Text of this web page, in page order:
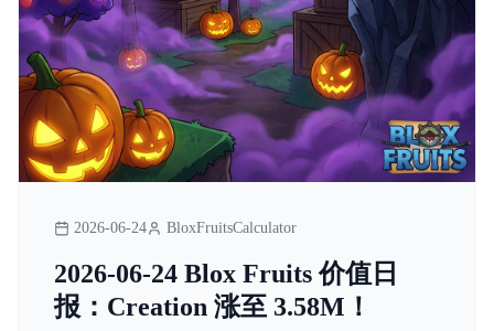
2026-06-24 BloxFruitsCalculator
2026-06-24 Blox Fruits 价值日
报：Creation 涨至 3.58M！